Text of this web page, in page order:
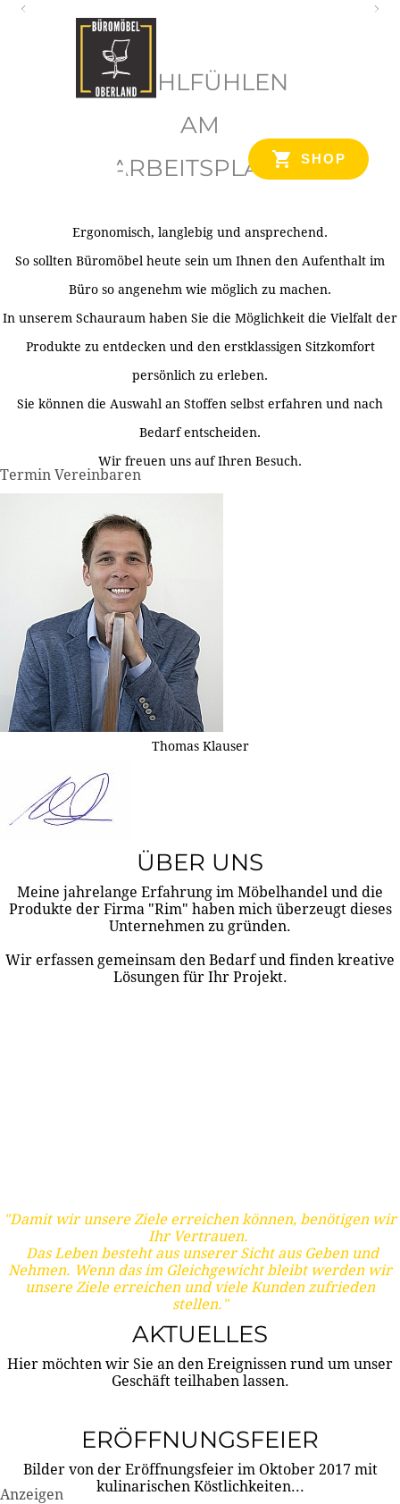
SHOP
WOHLFÜHLEN
AM
ARBEITSPLATZ
Ergonomisch, langlebig und ansprechend.
So sollten Büromöbel heute sein um Ihnen den Aufenthalt im
Büro so angenehm wie möglich zu machen.
In unserem Schauraum haben Sie die Möglichkeit die Vielfalt der
Produkte zu entdecken und den erstklassigen Sitzkomfort
persönlich zu erleben.
Sie können die Auswahl an Stoffen selbst erfahren und nach
Bedarf entscheiden.
Wir freuen uns auf Ihren Besuch.
Termin Vereinbaren
Thomas Klauser
ÜBER UNS
Meine jahrelange Erfahrung im Möbelhandel und die
Produkte der Firma "Rim" haben mich überzeugt dieses
Unternehmen zu gründen.
Wir erfassen gemeinsam den Bedarf und finden kreative
Lösungen für Ihr Projekt.
"Damit wir unsere Ziele erreichen können, benötigen wir
Ihr Vertrauen.
Das Leben besteht aus unserer Sicht aus Geben und
Nehmen. Wenn das im Gleichgewicht bleibt werden wir
unsere Ziele erreichen und viele Kunden zufrieden
stellen."
AKTUELLES
Hier möchten wir Sie an den Ereignissen rund um unser
Geschäft teilhaben lassen.
ERÖFFNUNGSFEIER
Bilder von der Eröffnungsfeier im Oktober 2017 mit
kulinarischen Köstlichkeiten...
Anzeigen